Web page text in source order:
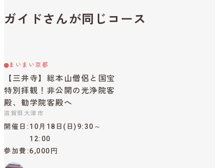
ガイドさんが同じコース
まいまい京都
【三井寺】総本山僧侶と国宝
特別拝観！非公開の光浄院客
殿、勧学院客殿へ
滋賀県大津市
開催日
10月18日(日)9:30～
12:00
参加費 6,000円